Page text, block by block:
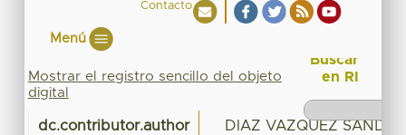
Contacto
Menú
Mostrar el registro sencillo del objeto
digital
dc.contributor.author DIAZ VAZQUEZ
Buscar
en RI